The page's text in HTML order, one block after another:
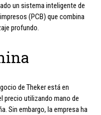
un sistema inteligente de
(PCB) que combina
profundo.
de Theker está en
precio utilizando mano de
Sin embargo, la empresa ha